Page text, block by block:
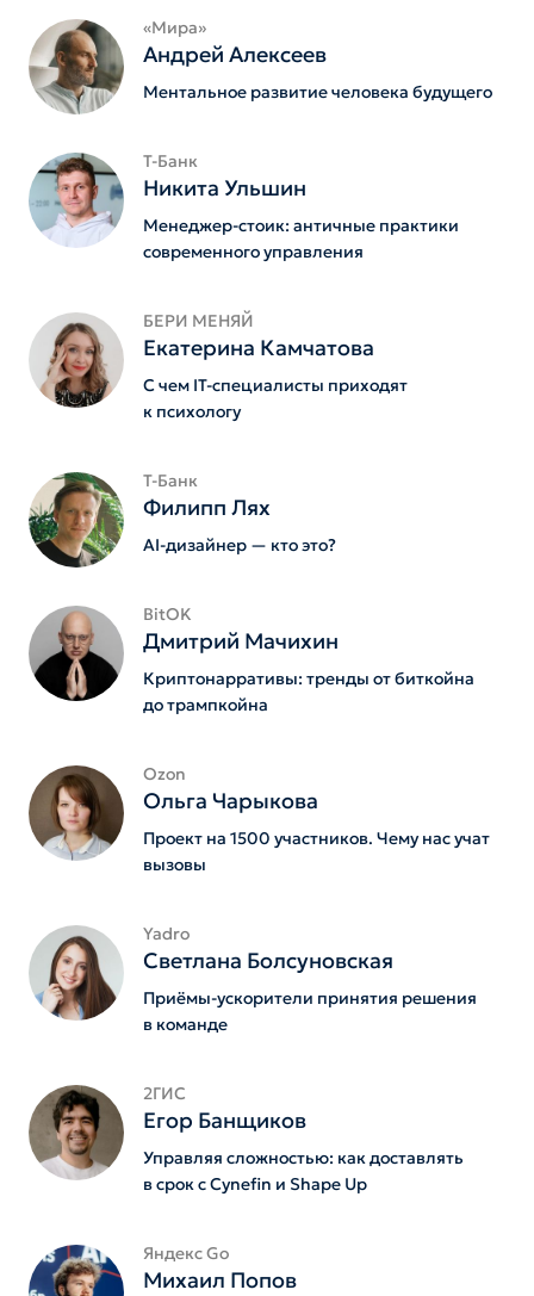
«Мира»
Андрей Алексеев
Ментальное развитие человека будущего
Т-Банк
Никита Ульшин
Менеджер-стоик: античные практики
современного управления
БЕРИ МЕНЯЙ
Екатерина Камчатова
С чем IT-специалисты приходят
к психологу
Т-Банк
Филипп Лях
AI-дизайнер — кто это?
BitOK
Дмитрий Мачихин
Криптонарративы: тренды от биткойна
до трампкойна
Ozon
Ольга Чарыкова
Проект на 1500 участников. Чему нас учат
вызовы
Yadro
Светлана Болсуновская
Приёмы-ускорители принятия решения
в команде
2ГИС
Егор Банщиков
Управляя сложностью: как доставлять
в срок с Cynefin и Shape Up
Яндекс Go
Михаил Попов